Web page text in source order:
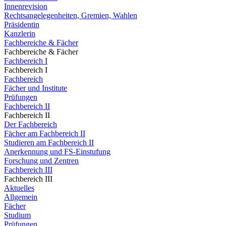
Innenrevision
Rechtsangelegenheiten, Gremien, Wahlen
Präsidentin
Kanzlerin
Fachbereiche & Fächer
Fachbereiche & Fächer
Fachbereich I
Fachbereich I
Fachbereich
Fächer und Institute
Prüfungen
Fachbereich II
Fachbereich II
Der Fachbereich
Fächer am Fachbereich II
Studieren am Fachbereich II
Anerkennung und FS-Einstufung
Forschung und Zentren
Fachbereich III
Fachbereich III
Aktuelles
Allgemein
Fächer
Studium
Prüfungen